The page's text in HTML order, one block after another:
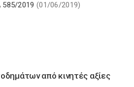
2019 (01/06/2019)
από κινητές αξίες